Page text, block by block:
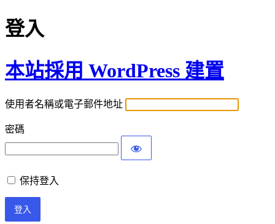
登入
本站採用 WordPress 建置
使用者名稱或電子郵件地址
密碼
保持登入